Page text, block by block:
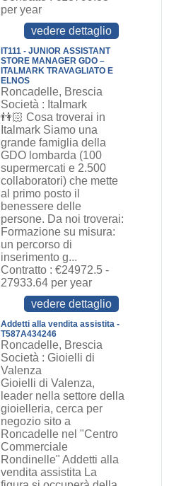
per year
vedere dettaglio
IT111 - JUNIOR ASSISTANT
STORE MANAGER GDO –
ITALMARK TRAVAGLIATO E
ELNOS
Roncadelle, Brescia
Società : Italmark
👫🏻 Cosa troverai in
Italmark Siamo una
grande famiglia della
GDO lombarda (100
supermercati e 2.500
collaboratori) che mette
al primo posto il
benessere delle
persone. Da noi troverai:
Formazione su misura:
un percorso di
inserimento g...
Contratto : €24972.5 -
27933.64 per year
vedere dettaglio
Addetti alla vendita assistita -
T587A434246
Roncadelle, Brescia
Società : Gioielli di
Valenza
Gioielli di Valenza,
leader nella settore della
gioielleria, cerca per
negozio sito a
Roncadelle nel "Centro
Commerciale
Rondinelle" Addetti alla
vendita assistita La